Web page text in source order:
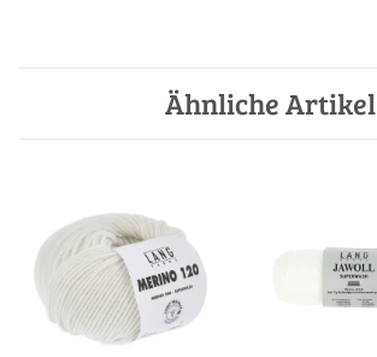
Ähnliche Artikel